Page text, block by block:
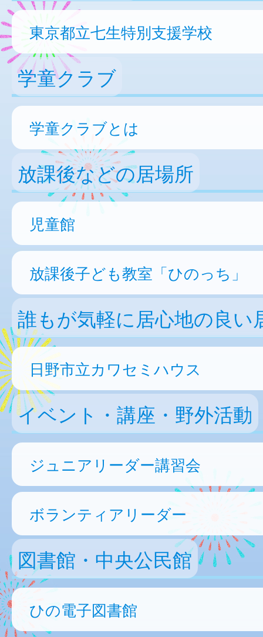
東京都立七生特別支援学校
学童クラブ
学童クラブとは
放課後などの居場所
児童館
放課後子ども教室「ひのっち」
誰もが気軽に居心地の良い
日野市立カワセミハウス
イベント・講座・野外活動
ジュニアリーダー講習会
ボランティアリーダー
図書館・中央公民館
ひの電子図書館